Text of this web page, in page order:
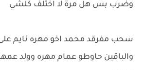
وضرب بس هل مرة لا اختلف كلشي
سحب مفرقد محمد اخو مهره نايم
والباقين حاوطو عمام مهره وولد